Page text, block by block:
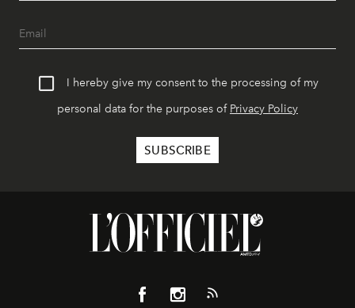
I hereby give my consent to the processing of my
personal data for the purposes of Privacy Policy